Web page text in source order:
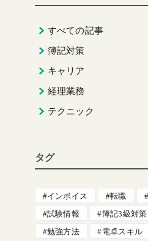
すべての記事
簿記対策
キャリア
経理業務
テクニック
タグ
インボイス 転職
試験情報
簿記3級対策
勉強方法
電卓スキル